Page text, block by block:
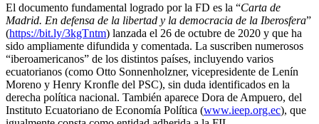
El documento fundamental logrado por la FD es la “Carta de
Madrid. En defensa de la libertad y la democracia de la Iberosfera”
(https://bit.ly/3kgTntm) lanzada el 26 de octubre de 2020 y que ha
sido ampliamente difundida y comentada. La suscriben numerosos
“iberoamericanos” de los distintos países, incluyendo varios
ecuatorianos (como Otto Sonnenholzner, vicepresidente de Lenín
Moreno y Henry Kronfle del PSC), sin duda identificados en la
derecha política nacional. También aparece Dora de Ampuero, del
Instituto Ecuatoriano de Economía Política (www.ieep.org.ec), que